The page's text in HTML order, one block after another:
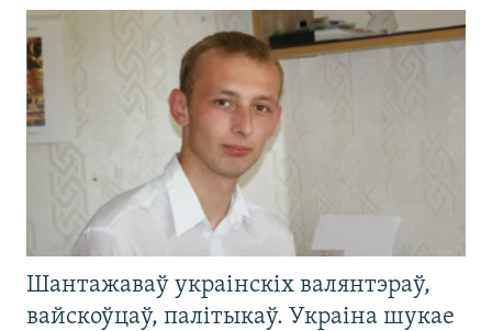
Шантажаваў украінскіх валянтэраў,
вайскоўцаў, палітыкаў. Украіна шукае